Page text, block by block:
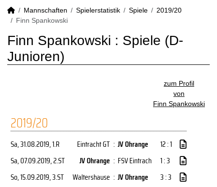
Mannschaften Spielerstatistik Spiele
2019/20
Finn Spankowski
Finn Spankowski : Spiele (D-
Junioren)
zum Profil
von
Finn Spankowski
2019/20
Sa, 31.08.2019, 1.R Eintracht GT : JV Ohrange
12 : 1
Sa, 07.09.2019, 2.ST JV Ohrange : FSV Eintrach
1 : 3
So, 15.09.2019, 3.ST Waltershause : JV Ohrange
3 : 3